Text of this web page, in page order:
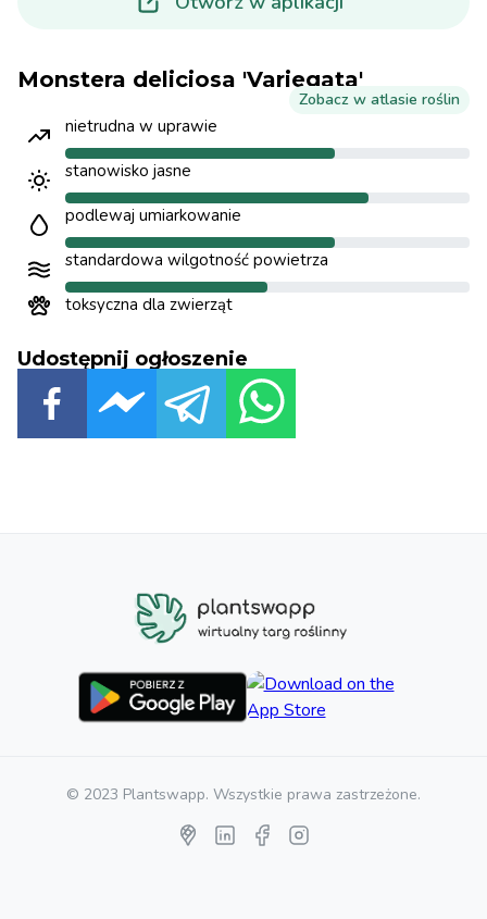
Monstera deliciosa 'Variegata'
Zobacz w atlasie roślin
nietrudna w uprawie
stanowisko jasne
podlewaj umiarkowanie
standardowa wilgotność powietrza
toksyczna dla zwierząt
Udostępnij ogłoszenie
© 2023 Plantswapp. Wszystkie prawa zastrzeżone.